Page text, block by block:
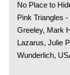
No Place to
Pink Triangles
Greeley, Mark
Lazarus, Julie
Wunderlich,